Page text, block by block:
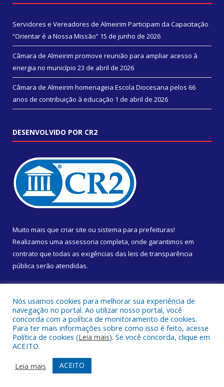
Servidores e Vereadores de Almeirim Participam da Capacitação
“Orientar é a Nossa Missão” 15 de junho de 2026
Câmara de Almeirim promove reunião para ampliar acesso à
energia no município 23 de abril de 2026
Câmara de Almeirim homenageia Escola Diocesana pelos 66
anos de contribuição à educação 1 de abril de 2026
DESENVOLVIDO POR CR2
Muito mais que criar site ou sistema para prefeituras!
Realizamos uma assessoria completa, onde garantimos em
contrato que todas as exigências das leis de transparência
pública serão atendidas.
Todos os direitos reservados a Câmara Municipal de Almeirim.
Mapa do Site
Acessar Área Administrativa
Acessar Webmail
Nós usamos cookies para melhorar sua experiência de
navegação no portal. Ao utilizar nosso portal, você
concorda com a política de monitoramento de cookies.
Para ter mais informações sobre como isso é feito, acesse
Política de cookies (Leia mais). Se você concorda, clique em
ACEITO.
Leia mais
ACEITO